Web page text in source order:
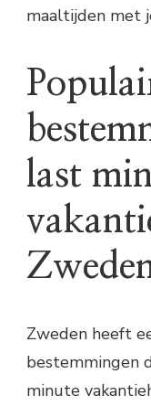
maaltijden met
last
Zweden heeft
bestemmingen
minute